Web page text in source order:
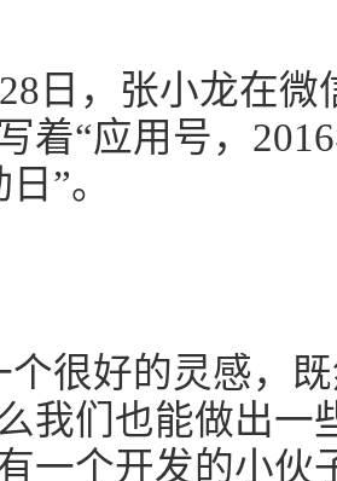
日，张小龙在
着“应用号，
”。
个很好的灵感，
我们也能做出一
一个开发的小